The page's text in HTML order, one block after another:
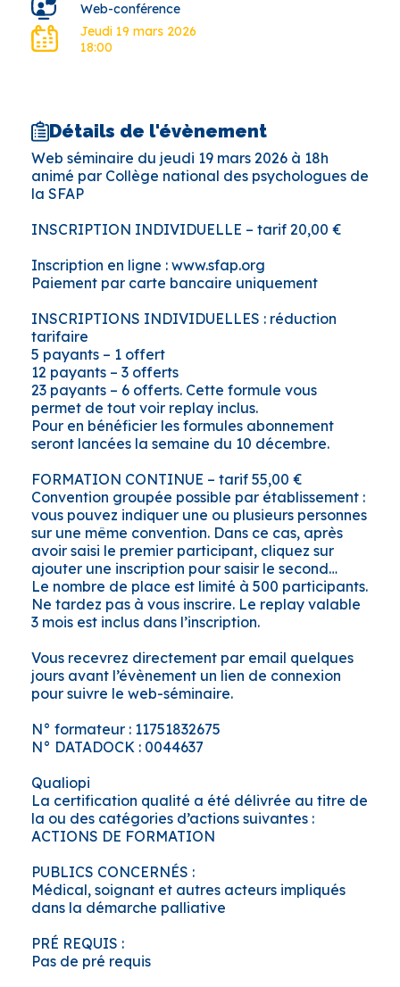
Web-conférence
Jeudi 19 mars 2026
18:00
Détails de l'évènement
Web séminaire du jeudi 19 mars 2026 à 18h
animé par Collège national des psychologues de
la SFAP
INSCRIPTION INDIVIDUELLE – tarif 20,00 €
Inscription en ligne : www.sfap.org
Paiement par carte bancaire uniquement
INSCRIPTIONS INDIVIDUELLES : réduction
tarifaire
5 payants – 1 offert
12 payants – 3 offerts
23 payants – 6 offerts. Cette formule vous
permet de tout voir replay inclus.
Pour en bénéficier les formules abonnement
seront lancées la semaine du 10 décembre.
FORMATION CONTINUE – tarif 55,00 €
Convention groupée possible par établissement :
vous pouvez indiquer une ou plusieurs personnes
sur une même convention. Dans ce cas, après
avoir saisi le premier participant, cliquez sur
ajouter une inscription pour saisir le second…
Le nombre de place est limité à 500 participants.
Ne tardez pas à vous inscrire. Le replay valable
3 mois est inclus dans l’inscription.
Vous recevrez directement par email quelques
jours avant l’évènement un lien de connexion
pour suivre le web-séminaire.
N° formateur : 11751832675
N° DATADOCK : 0044637
Qualiopi
La certification qualité a été délivrée au titre de
la ou des catégories d’actions suivantes :
ACTIONS DE FORMATION
PUBLICS CONCERNÉS :
Médical, soignant et autres acteurs impliqués
dans la démarche palliative
PRÉ REQUIS :
Pas de pré requis